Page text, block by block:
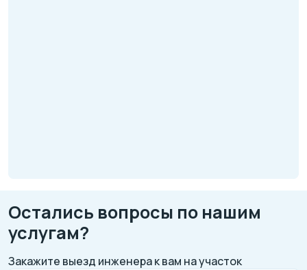
Остались вопросы по нашим
услугам?
Закажите выезд инженера к вам на участок